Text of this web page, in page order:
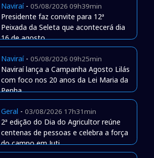
Naviraí- 05/08/2026 09h39min
Presidente faz convite para 12ª
Peixada da Seleta que acontecerá dia
16 de agosto
Naviraí- 05/08/2026 09h25min
Naviraí lança a Campanha Agosto Lilás
com foco nos 20 anos da Lei Maria da
Penha
Geral - 03/08/2026 17h31min
2ª edição do Dia do Agricultor reúne
centenas de pessoas e celebra a força
do campo em Juti